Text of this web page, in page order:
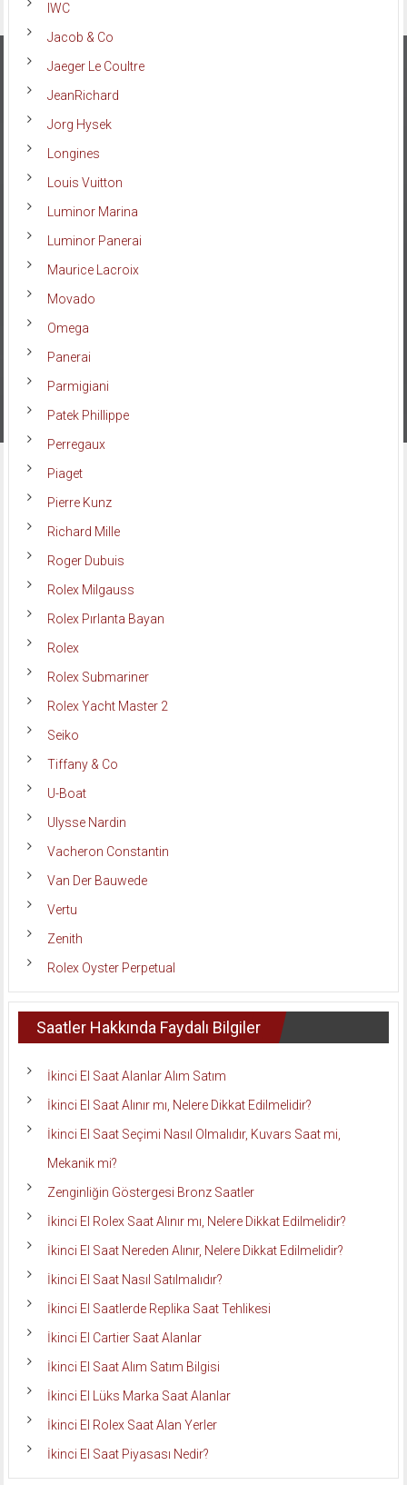
IWC
Jacob & Co
Jaeger Le Coultre
JeanRichard
Jorg Hysek
Longines
Louis Vuitton
Luminor Marina
Luminor Panerai
Maurice Lacroix
Movado
Omega
Panerai
Parmigiani
Patek Phillippe
Perregaux
Piaget
Pierre Kunz
Richard Mille
Roger Dubuis
Rolex Milgauss
Rolex Pırlanta Bayan
Rolex
Rolex Submariner
Rolex Yacht Master 2
Seiko
Tiffany & Co
U-Boat
Ulysse Nardin
Vacheron Constantin
Van Der Bauwede
Vertu
Zenith
Rolex Oyster Perpetual
Saatler Hakkında Faydalı Bilgiler
İkinci El Saat Alanlar Alım Satım
İkinci El Saat Alınır mı, Nelere Dikkat Edilmelidir?
İkinci El Saat Seçimi Nasıl Olmalıdır, Kuvars Saat mi,
Mekanik mi?
Zenginliğin Göstergesi Bronz Saatler
İkinci El Rolex Saat Alınır mı, Nelere Dikkat Edilmelidir?
İkinci El Saat Nereden Alınır, Nelere Dikkat Edilmelidir?
İkinci El Saat Nasıl Satılmalıdır?
İkinci El Saatlerde Replika Saat Tehlikesi
İkinci El Cartier Saat Alanlar
İkinci El Saat Alım Satım Bilgisi
İkinci El Lüks Marka Saat Alanlar
İkinci El Rolex Saat Alan Yerler
İkinci El Saat Piyasası Nedir?